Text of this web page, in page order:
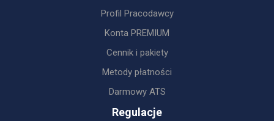
Profil Pracodawcy
Konta PREMIUM
Cennik i pakiety
Metody płatności
Darmowy ATS
Regulacje